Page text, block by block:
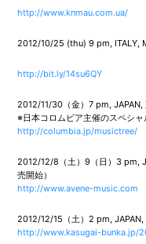
http://www.knmau.com.ua/
2012/10/25 (thu) 9 pm, ITALY,
http://bit.ly/14su6QY
2012/11/30（金）7 pm, JAPAN,
※日本コロムビア主催のスペシャ
http://columbia.jp/musictree/
2012/12/8（土）9（日）3 pm,
売開始）
http://www.avene-music.com
2012/12/15（土）2 pm, JAPAN,
http://www.kasugai-bunka.jp/